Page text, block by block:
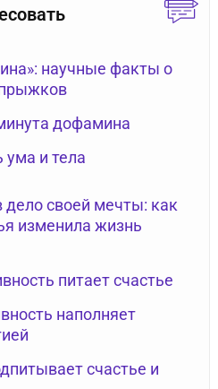
научные факты о
дофамина
и тела
дело своей мечты: как
изменила жизнь
питает счастье
наполняет
счастье и